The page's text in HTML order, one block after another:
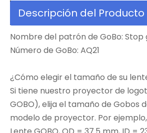
Descripción del Producto
Nombre del patrón de GoBo: Stop
Número de GoBo: AQ21
¿Cómo elegir el tamaño de su
Si tiene nuestro proyector de
GOBO), elija el tamaño de Gobos
modelo de proyector. Por